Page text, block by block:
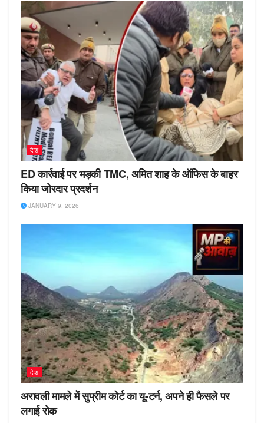
देश
ED कार्रवाई पर भड़की TMC, अमित शाह के ऑफिस के बाहर
किया जोरदार प्रदर्शन
JANUARY 9, 2026
देश
अरावली मामले में सुप्रीम कोर्ट का यू-टर्न, अपने ही फैसले पर
लगाई रोक